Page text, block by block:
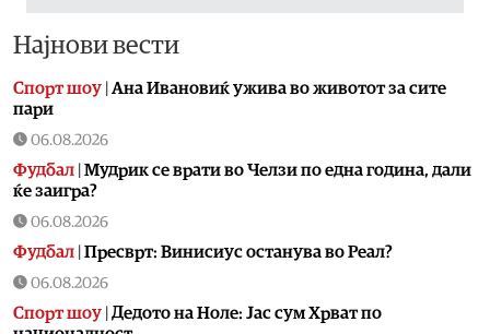
Најнови вести
Спорт шоу Aна Ивановиќ ужива во животот за сите
пари
06.08.2026
Фудбал Мудрик се врати во Челзи по една година, дали
ќе заигра?
06.08.2026
Фудбал Пресврт: Винисиус останува во Реал?
06.08.2026
Спорт шоу Дедото на Ноле: Јас сум Хрват по